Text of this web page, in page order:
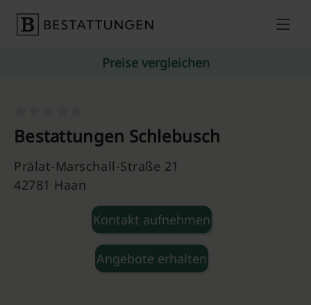
Preise vergleichen
Bestattungen Schlebusch
Prälat-Marschall-Straße 21
42781 Haan
Kontakt aufnehmen
Angebote erhalten